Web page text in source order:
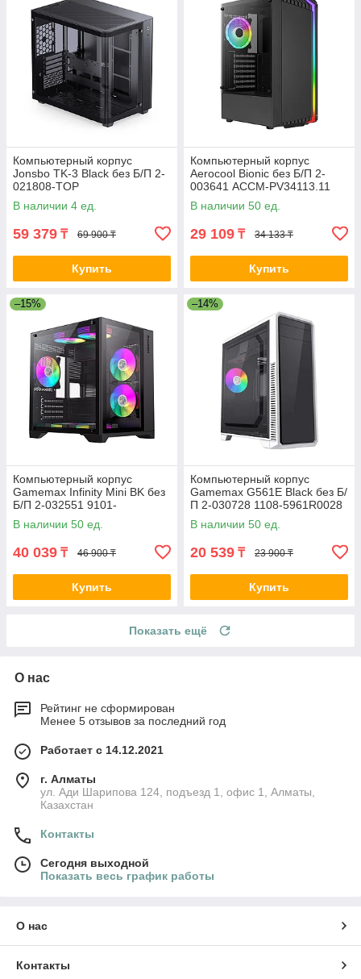
Компьютерный корпус
Jonsbo TK-3 Black без Б/П 2-
021808-TOP
В наличии 4 ед.
59 379 ₸ 69 900 ₸
Купить
Компьютерный корпус
Aerocool Bionic без Б/П 2-
003641 ACCM-PV34113.11
В наличии 50 ед.
29 109 ₸ 34 133 ₸
Купить
–15%
Компьютерный корпус
Gamemax Infinity Mini BK без
Б/П 2-032551 9101-
0000R0191
В наличии 50 ед.
40 039 ₸ 46 900 ₸
Купить
–14%
Компьютерный корпус
Gamemax G561E Black без Б/
П 2-030728 1108-5961R0028
В наличии 50 ед.
20 539 ₸ 23 900 ₸
Купить
Показать ещё
О нас
Рейтинг не сформирован
Менее 5 отзывов за последний год
Работает с 14.12.2021
г. Алматы
ул. Ади Шарипова 124, подъезд 1, офис 1, Алматы,
Казахстан
Контакты
Сегодня выходной
Показать весь график работы
О нас
Контакты